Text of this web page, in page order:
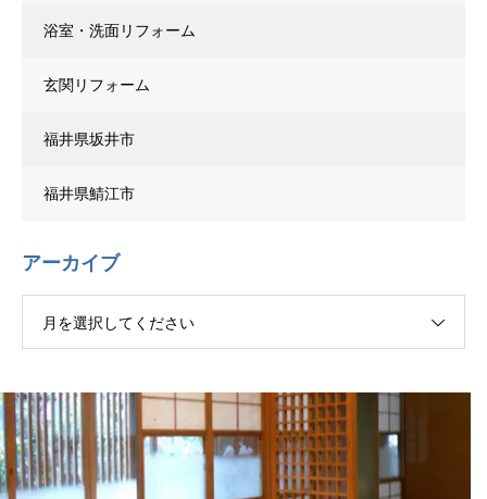
浴室・洗面リフォーム
玄関リフォーム
福井県坂井市
福井県鯖江市
アーカイブ
月を選択してください